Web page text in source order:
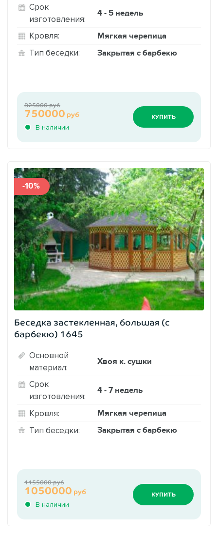
Срок
изготовления:
4 - 5 недель
Кровля: Мягкая черепица
Тип беседки: Закрытая с барбекю
В наличии
750000 руб
825000 руб
КУПИТЬ
-10%
Беседка застекленная, большая (с
барбекю) 1645
Основной
материал:
Хвоя к. сушки
Срок
изготовления:
4 - 7 недель
Кровля: Мягкая черепица
Тип беседки: Закрытая с барбекю
В наличии
1050000 руб
1155000 руб
КУПИТЬ